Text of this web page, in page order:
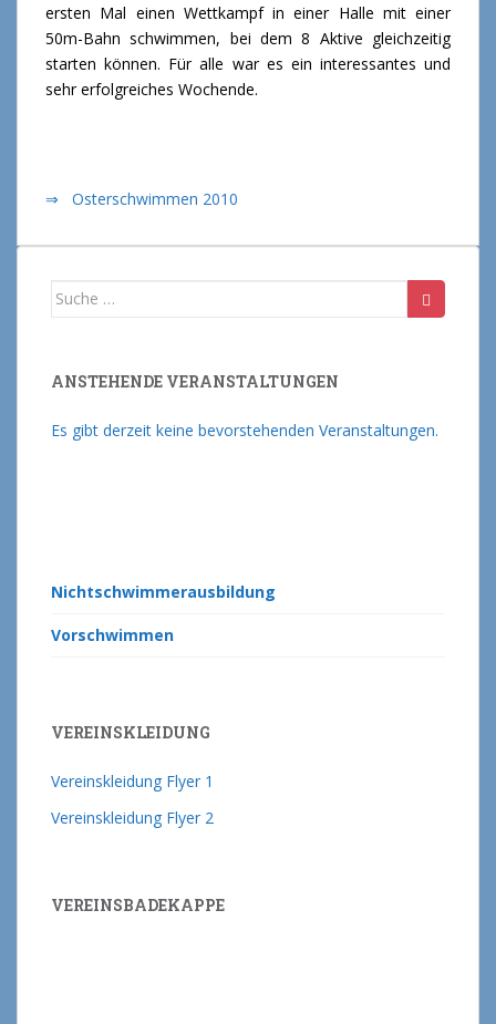
ersten Mal einen Wettkampf in einer Halle mit einer
50m-Bahn schwimmen, bei dem 8 Aktive gleichzeitig
starten können. Für alle war es ein interessantes und
sehr erfolgreiches Wochende.
⇒ Osterschwimmen 2010
Suche nach:
ANSTEHENDE VERANSTALTUNGEN
Es gibt derzeit keine bevorstehenden Veranstaltungen.
Nichtschwimmerausbildung
Vorschwimmen
VEREINSKLEIDUNG
Vereinskleidung Flyer 1
Vereinskleidung Flyer 2
VEREINSBADEKAPPE